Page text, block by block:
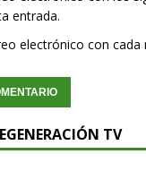
entrada.
electrónico con cada
TV